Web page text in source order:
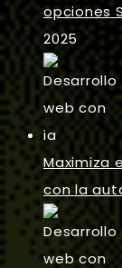
opciones
2025
Maximiza
con la